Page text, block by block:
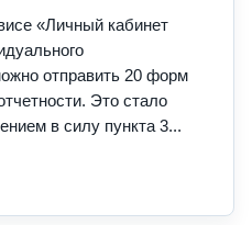
«Личный кабинет
отправить 20 форм
Это стало
в силу пункта 3...